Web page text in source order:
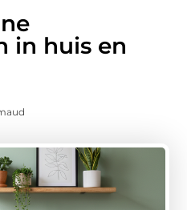
in huis en